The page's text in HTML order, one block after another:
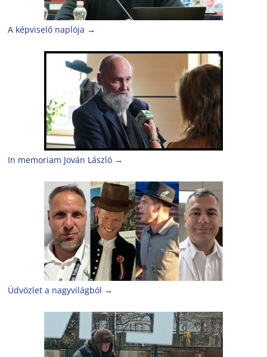
A képviselő naplója →
In memoriam Jován László →
Üdvözlet a nagyvilágból →